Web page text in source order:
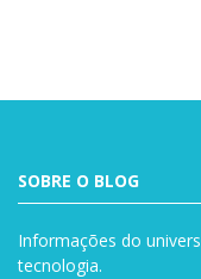
SOBRE O BLOG
Informações do
tecnologia.